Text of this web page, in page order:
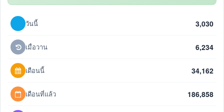
วันนี้ 3,030
เมื่อวาน 6,234
เดือนนี้ 34,162
เดือนที่แล้ว 186,858